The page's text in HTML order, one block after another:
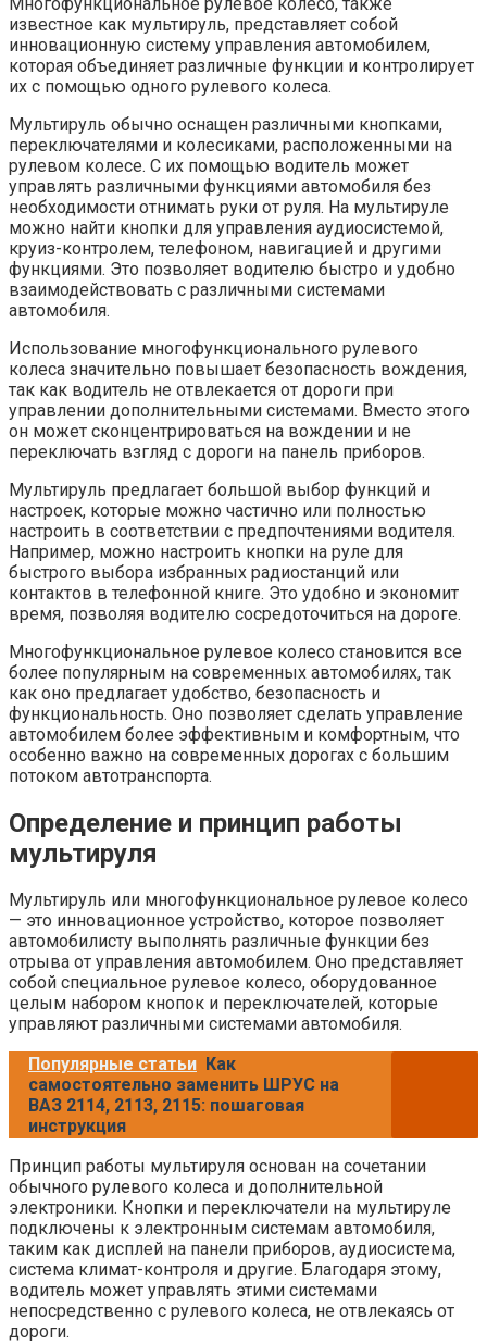
известное как мультируль, представляет собой
инновационную систему управления автомобилем,
которая объединяет различные функции и контролирует
их с помощью одного рулевого колеса.
Мультируль обычно оснащен различными кнопками,
переключателями и колесиками, расположенными на
рулевом колесе. С их помощью водитель может
управлять различными функциями автомобиля без
необходимости отнимать руки от руля. На мультируле
можно найти кнопки для управления аудиосистемой,
круиз-контролем, телефоном, навигацией и другими
функциями. Это позволяет водителю быстро и удобно
взаимодействовать с различными системами
автомобиля.
Использование многофункционального рулевого
колеса значительно повышает безопасность вождения,
так как водитель не отвлекается от дороги при
управлении дополнительными системами. Вместо этого
он может сконцентрироваться на вождении и не
переключать взгляд с дороги на панель приборов.
Мультируль предлагает большой выбор функций и
настроек, которые можно частично или полностью
настроить в соответствии с предпочтениями водителя.
Например, можно настроить кнопки на руле для
быстрого выбора избранных радиостанций или
контактов в телефонной книге. Это удобно и экономит
время, позволяя водителю сосредоточиться на дороге.
Многофункциональное рулевое колесо становится все
более популярным на современных автомобилях, так
как оно предлагает удобство, безопасность и
функциональность. Оно позволяет сделать управление
автомобилем более эффективным и комфортным, что
особенно важно на современных дорогах с большим
потоком автотранспорта.
Определение и принцип работы
мультируля
Мультируль или многофункциональное рулевое колесо
— это инновационное устройство, которое позволяет
автомобилисту выполнять различные функции без
отрыва от управления автомобилем. Оно представляет
собой специальное рулевое колесо, оборудованное
целым набором кнопок и переключателей, которые
управляют различными системами автомобиля.
Популярные статьи Как
самостоятельно заменить ШРУС на
ВАЗ 2114, 2113, 2115: пошаговая
инструкция
Принцип работы мультируля основан на сочетании
обычного рулевого колеса и дополнительной
электроники. Кнопки и переключатели на мультируле
подключены к электронным системам автомобиля,
таким как дисплей на панели приборов, аудиосистема,
система климат-контроля и другие. Благодаря этому,
водитель может управлять этими системами
непосредственно с рулевого колеса, не отвлекаясь от
дороги.